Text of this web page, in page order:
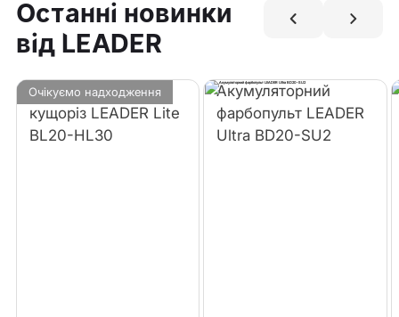
Останні новинки
від LEADER
Очікуємо надходження
Акумуляторний
кущоріз LEADER Lite
BL20-HL30
Акумуляторний
фарбопульт LEADER
Ultra BD20-SU2